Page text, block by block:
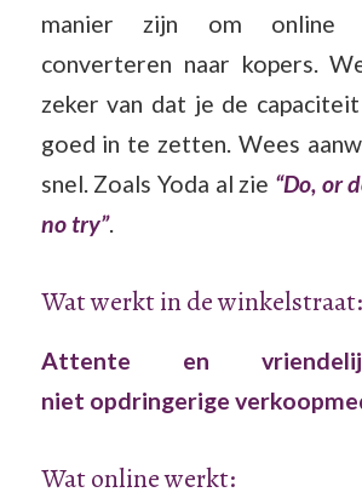
manier zijn om online
converteren naar kopers.
zeker van dat je de
goed in te zetten. Wees
snel. Zoals Yoda al zie “Do, or
no try”.
Wat werkt in de winkelstraat:
Attente en
niet opdringerige
Wat online werkt: